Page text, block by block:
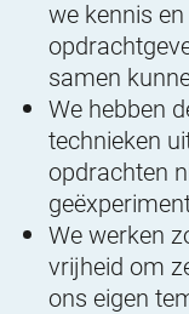
we kennis
samen
We hebben
technieken
opdrachten
We werken
vrijheid om
ons eigen